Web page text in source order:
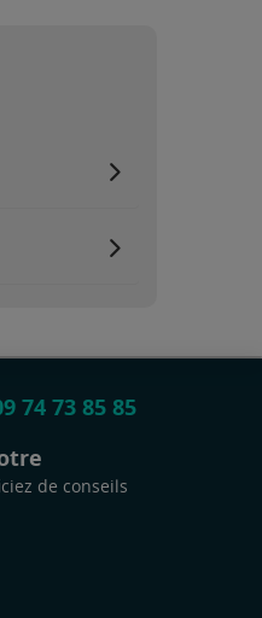
74 73 85 85
de conseils